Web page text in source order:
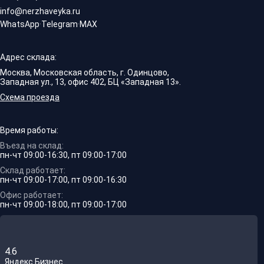
info@nerzhaveyka.ru
WhatsApp·Telegram·MAX
Адрес склада:
Москва, Московская область, г. Одинцово,
Западная ул., 13, офис 402, БЦ «Западная 13».
Схема проезда
Время работы:
Въезд на склад:
пн-чт 09:00-16:30, пт 09:00-17:00
Склад работает:
пн-чт 09:00-17:00, пт 09:00-16:30
Офис работает:
пн-чт 09:00-18:00, пт 09:00-17:00
4.6
Яндекс.Бизнес